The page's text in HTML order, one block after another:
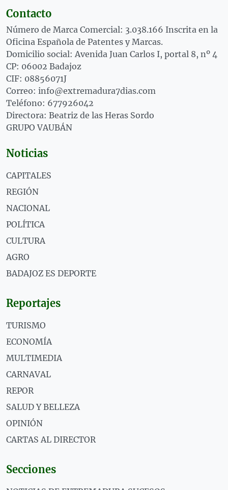
Contacto
Número de Marca Comercial: 3.038.166 Inscrita en la
Oficina Española de Patentes y Marcas.
Domicilio social: Avenida Juan Carlos I, portal 8, nº 4
CP: 06002 Badajoz
CIF: 08856071J
Correo: info@extremadura7dias.com
Teléfono: 677926042
Directora: Beatriz de las Heras Sordo
GRUPO VAUBÁN
Noticias
CAPITALES
REGIÓN
NACIONAL
POLÍTICA
CULTURA
AGRO
BADAJOZ ES DEPORTE
Reportajes
TURISMO
ECONOMÍA
MULTIMEDIA
CARNAVAL
REPOR
SALUD Y BELLEZA
OPINIÓN
CARTAS AL DIRECTOR
Secciones